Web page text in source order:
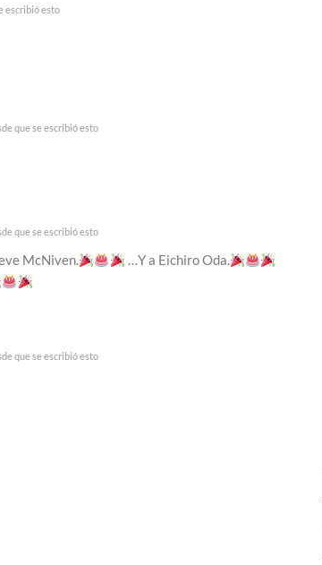
escribió esto
que se escribió esto
que se escribió esto
McNiven.
…Y a Eichiro Oda.
que se escribió esto